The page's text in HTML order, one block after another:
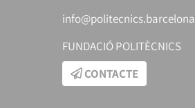
info@politecnics.barcelona
FUNDACIÓ POLITÈCNICS
CONTACTE